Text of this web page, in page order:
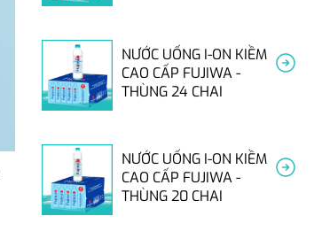
NƯỚC UỐNG I-ON KIỀM
CAO CẤP FUJIWA -
THÙNG 24 CHAI
NƯỚC UỐNG I-ON KIỀM
CAO CẤP FUJIWA -
THÙNG 20 CHAI